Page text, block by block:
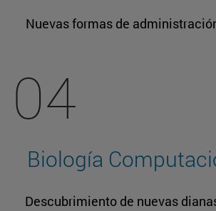
Nuevas formas de
04
Biología
Descubrimiento de nuevas